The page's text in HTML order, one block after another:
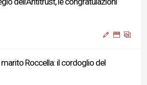
Roccella: il cordoglio del